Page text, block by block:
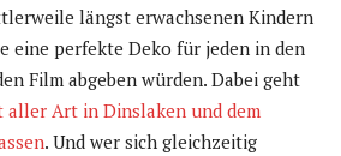
längst erwachsenen Kindern
eine perfekte Deko für jeden in den
Film abgeben würden. Dabei geht
aller Art in Dinslaken und dem
. Und wer sich gleichzeitig